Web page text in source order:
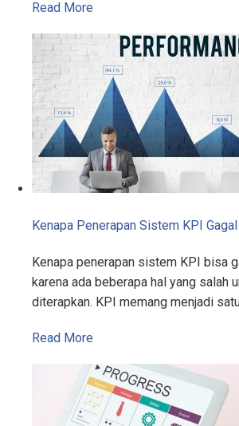
Read More
Kenapa Penerapan Sistem KPI Gagal
Kenapa penerapan sistem KPI bisa
karena ada beberapa hal yang salah
diterapkan. KPI memang menjadi
Read More